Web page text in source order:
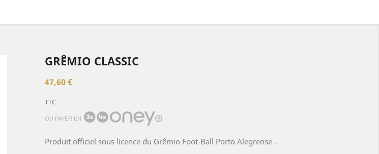
GRÊMIO CLASSIC
47,60 €
TTC
OU PAYER EN
Produit officiel sous licence du Grêmio Foot-Ball Porto Alegrense .